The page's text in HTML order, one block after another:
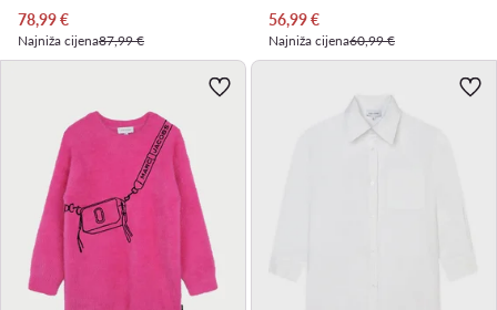
Trenutna cijena
78,99€
Najniža cijena87,99 €
Trenutna cijena
56,99€
Najniža cijena60,99 €